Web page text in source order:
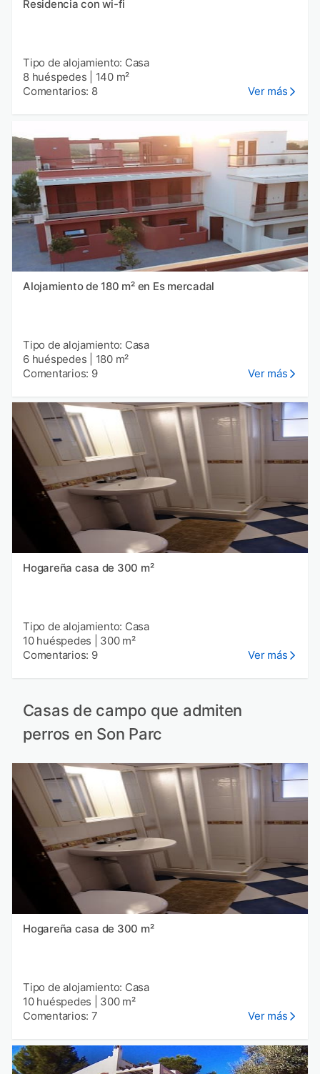
Residencia con wi-fi
Tipo de alojamiento: Casa
8 huéspedes
140 m²
Comentarios: 8
Ver más
Alojamiento de 180 m² en Es mercadal
Tipo de alojamiento: Casa
6 huéspedes
180 m²
Comentarios: 9
Ver más
Hogareña casa de 300 m²
Tipo de alojamiento: Casa
10 huéspedes
300 m²
Comentarios: 9
Ver más
Casas de campo que admiten
perros en Son Parc
Hogareña casa de 300 m²
Tipo de alojamiento: Casa
10 huéspedes
300 m²
Comentarios: 7
Ver más